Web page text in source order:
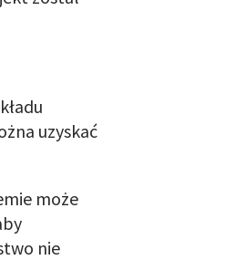
uzyskać
może
nie